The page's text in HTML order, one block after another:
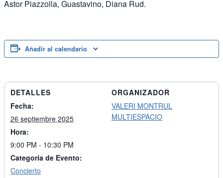
Astor Piazzolla, Guastavino, Diana Rud.
Añadir al calendario
DETALLES
Fecha:
26 septiembre 2025
Hora:
9:00 PM - 10:30 PM
Categoría de Evento:
Concierto
ORGANIZADOR
VALERI MONTRUL
MULTIESPACIO